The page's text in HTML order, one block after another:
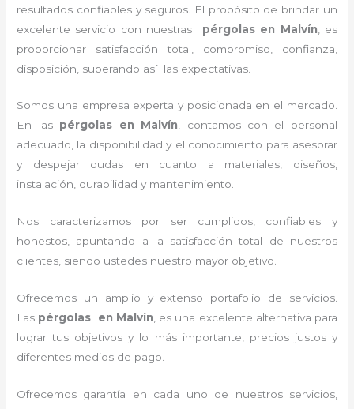
resultados confiables y seguros. El propósito de brindar un
excelente servicio con nuestras
pérgolas en Malvín , es
proporcionar satisfacción total, compromiso, confianza,
disposición, superando así las expectativas.
Somos una empresa experta y posicionada en el mercado.
En laspérgolas en Malvín, contamos con el personal
adecuado, la disponibilidad y el conocimiento para asesorar
y despejar dudas en cuanto a materiales, diseños,
instalación, durabilidad y mantenimiento.
Nos caracterizamos por ser cumplidos, confiables y
honestos, apuntando a la satisfacción total de nuestros
clientes, siendo ustedes nuestro mayor objetivo.
Ofrecemos un amplio y extenso portafolio de servicios.
Las pérgolas en Malvín , es una excelente alternativa para
lograr tus objetivos y lo más importante, precios justos y
diferentes medios de pago.
Ofrecemos garantía en cada uno de nuestros servicios,